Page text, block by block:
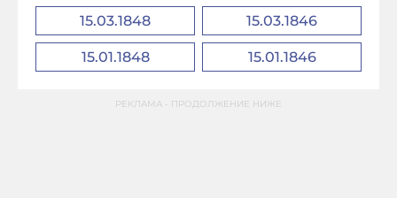
15.03.1848 15.03.1846
15.01.1848 15.01.1846
РЕКЛАМА - ПРОДОЛЖЕНИЕ НИЖЕ